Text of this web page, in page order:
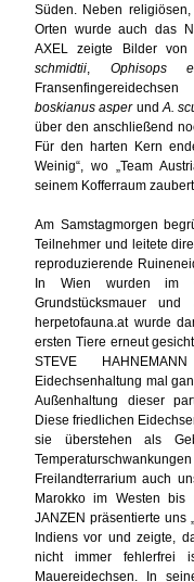
Süden. Neben
Orten wurde auch das
AXEL zeigte Bilder
schmidtii, Ophisops
boskianus asperundA.
über den anschließend
Für den harten Kern
Weinig“, wo „Team
seinem Kofferraum
Am Samstagmorgen
Teilnehmer und leitete
reproduzierende
In Wien wurden im
Grundstücksmauer
herpetofauna.at wurde
ersten Tiere erneut
STEVE
Eidechsenhaltung mal
Außenhaltung dieser
Diese friedlichen
sie überstehen als
Freilandterrarium auch
Marokko im Westen bis
JANZEN präsentierte uns
Indiens vor und zeigte,
nicht immer fehlerfrei
Mauereidechsen. In